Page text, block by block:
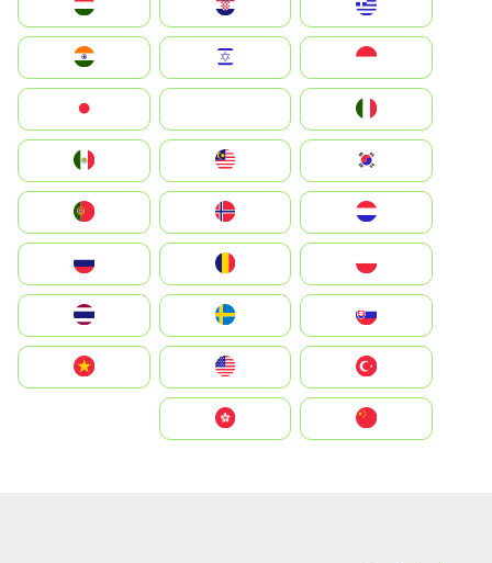
Hrvatska
Magyarország
Indonesia
South Korea
Nederland
Portugal
România
Slovensko
United States
Vietnam